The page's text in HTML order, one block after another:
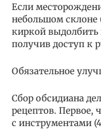
Если
небольшом склоне
киркой выдолбить
получив доступ к
Обязательное
Сбор обсидиана
рецептов. Первое,
с инструментами